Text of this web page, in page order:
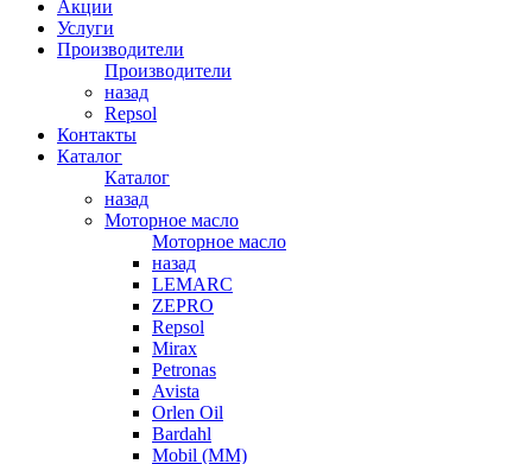
Акции
Услуги
Производители
Производители
назад
Repsol
Контакты
Каталог
Каталог
назад
Моторное масло
Моторное масло
назад
LEMARC
ZEPRO
Repsol
Mirax
Petronas
Avista
Orlen Oil
Bardahl
Mobil (ММ)